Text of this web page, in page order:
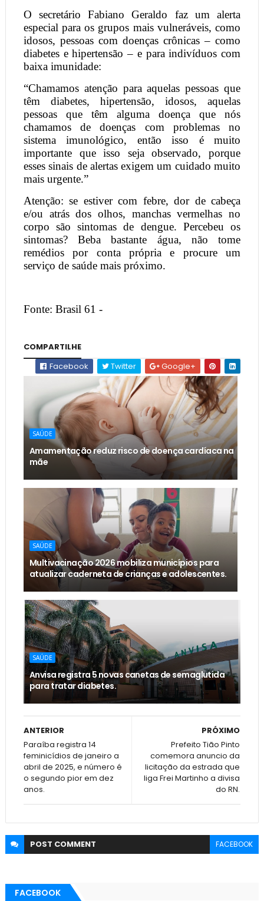
O secretário Fabiano Geraldo faz um alerta
especial para os grupos mais vulneráveis, como
idosos, pessoas com doenças crônicas – como
diabetes e hipertensão – e para indivíduos com
baixa imunidade:
“Chamamos atenção para aquelas pessoas que
têm diabetes, hipertensão, idosos, aquelas
pessoas que têm alguma doença que nós
chamamos de doenças com problemas no
sistema imunológico, então isso é muito
importante que isso seja observado, porque
esses sinais de alertas exigem um cuidado muito
mais urgente.”
Atenção: se estiver com febre, dor de cabeça
e/ou atrás dos olhos, manchas vermelhas no
corpo são sintomas de dengue. Percebeu os
sintomas? Beba bastante água, não tome
remédios por conta própria e procure um
serviço de saúde mais próximo.
Fonte: Brasil 61 -
COMPARTILHE
Facebook
Twitter Google+
SAÚDE
Amamentação reduz risco de doença cardíaca na
mãe
SAÚDE
Multivacinação 2026 mobiliza municípios para
atualizar caderneta de crianças e adolescentes.
SAÚDE
Anvisa registra 5 novas canetas de semaglutida
para tratar diabetes.
PRÓXIMO
Prefeito Tião Pinto
comemora anuncio da
licitação da estrada que
liga Frei Martinho a divisa
do RN.
ANTERIOR
Paraíba registra 14
feminicídios de janeiro a
abril de 2025, e número é
o segundo pior em dez
anos.
POST COMMENT FACEBOOK
FACEBOOK